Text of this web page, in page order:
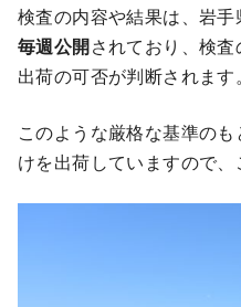
検査の内容や結果は、岩
毎週公開されており、検
出荷の可否が判断されます。
このような厳格な基準の
けを出荷していますので、